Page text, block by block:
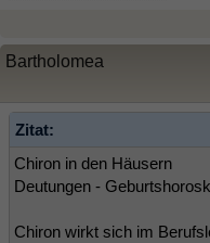
Bartholomea
Zitat:
Chiron in den Häusern
Deutungen -
Chiron wirkt sich im